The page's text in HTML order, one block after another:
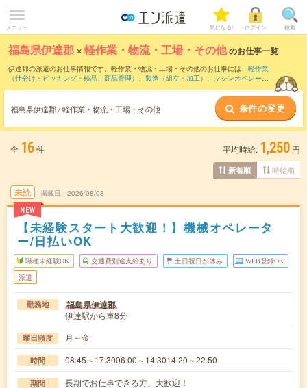
メニュー 気になる! ログイン 検索
福島県伊達郡 ×軽作業・物流・工場・その他のお仕事一覧
伊達郡の派遣のお仕事情報です。軽作業・物流・工場・その他のお仕事には、 軽作業
（仕分け・ピッキング・検品、商品管理） 、 製造（組立・加工） 、 マシンオペレータ
福島県伊達郡 / 軽作業・物流・工場・その他 条件の変更
全 16件 平均時給: 1,250 円
新着順 時給順
未読
NEW
掲載日 2026/08/08
【未経験スタート大歓迎！】機械オペレータ
ー/日払いOK
職種未経験OK 交通費別途支給あり 土日祝日が休み WEB登録OK
派遣
勤務地 福島県伊達郡
伊達駅から車8分
曜日頻度 月～金
時間 08:45～17:3006:00～14:3014:20～22:50
期間 長期でお仕事できる方、大歓迎！